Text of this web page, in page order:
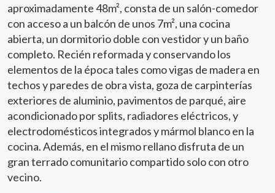
aproximadamente 48m², consta de un salón-comedor
con acceso a un balcón de unos 7m², una cocina
abierta, un dormitorio doble con vestidor y un baño
completo. Recién reformada y conservando los
elementos de la época tales como vigas de madera en
techos y paredes de obra vista, goza de carpinterías
exteriores de aluminio, pavimentos de parqué, aire
acondicionado por splits, radiadores eléctricos, y
electrodomésticos integrados y mármol blanco en la
cocina. Además, en el mismo rellano disfruta de un
gran terrado comunitario compartido solo con otro
vecino.